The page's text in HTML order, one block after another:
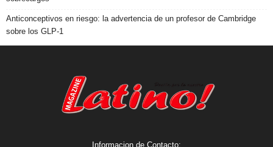
Anticonceptivos en riesgo: la advertencia de un profesor de Cambridge
sobre los GLP-1
Informacion de Contacto: